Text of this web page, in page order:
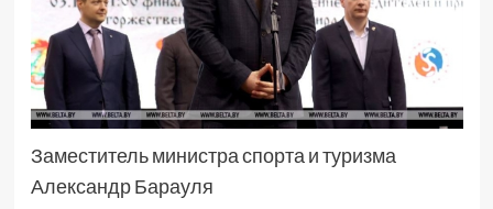
Заместитель министра спорта и туризма
Александр Барауля